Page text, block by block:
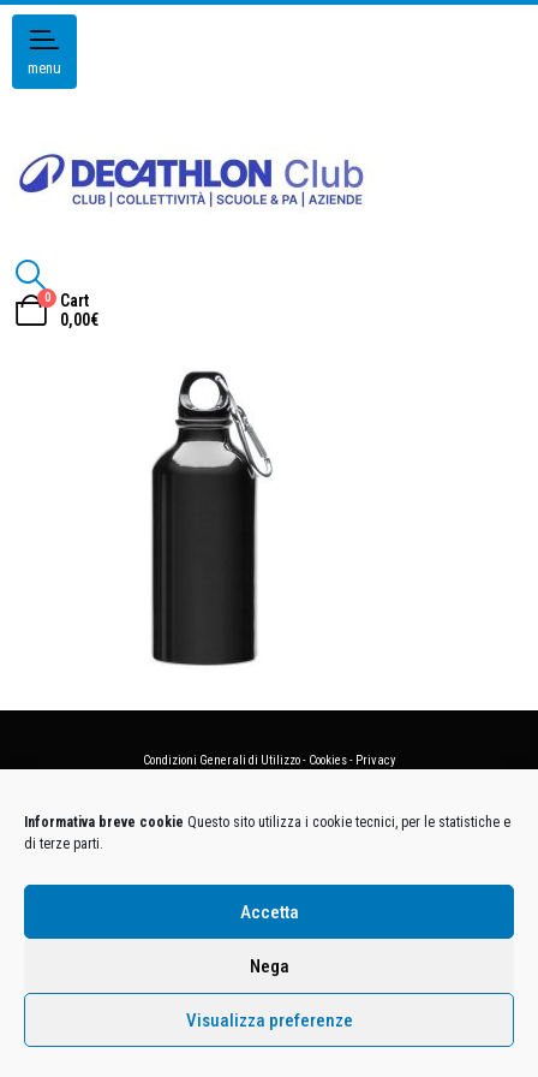
Informativa breve cookie Questo sito utilizza i cookie tecnici, per le statistiche e
di terze parti.
Accetta
Nega
Visualizza preferenze
menu
0
Cart
0,00€
Condizioni Generali di Utilizzo- Cookies- Privacy
Euro 12.500.000 i.v. - C.F. e Iscr. Reg. Imp. Monza e Brianza 02137480964 - R.E.A. MB-1370021 -
P.IVA. 11005760159 - Direzione e coordinamento art. 2497 C.C. DECATHLON SA, Villeneuve